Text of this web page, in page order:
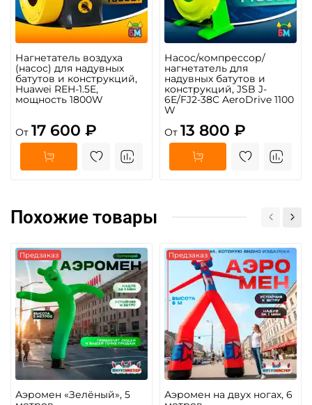
Нагнетатель воздуха
(насос) для надувных
батутов и конструкций,
Huawei REH-1.5E,
мощность 1800W
От 17 600 ₽
Насос/компрессор/
нагнетатель для
надувных батутов и
конструкций, JSB J-
6E/FJ2-38C AeroDrive 1100
W
От 13 800 ₽
Похожие товары
Предзаказ
Аэромен «Зелёный», 5
Предзаказ
Аэромен на двух ногах, 6